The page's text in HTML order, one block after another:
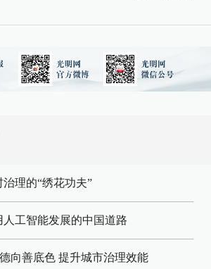
理的“绣花功夫”
工智能发展的中国道路
向善底色 提升城市治理效能